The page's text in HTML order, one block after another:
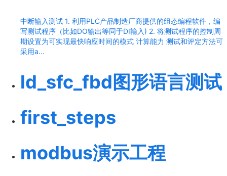
中断输入测试 1. 利用PLC产品制造厂商提供的组态编程软件，编
写测试程序（比如DO输出等同于DI输入) 2. 将测试程序的控制周
期设置为可实现最快响应时间的模式 计算能力 测试和评定方法可
采用a...
ld_sfc_fbd图形语言测试
first_steps
modbus演示工程